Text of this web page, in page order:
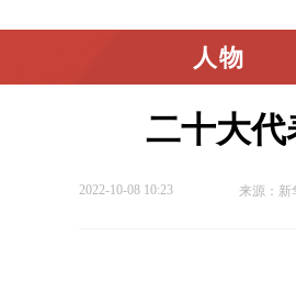
人物
二十大代
2022-10-08 10:23 来源：新